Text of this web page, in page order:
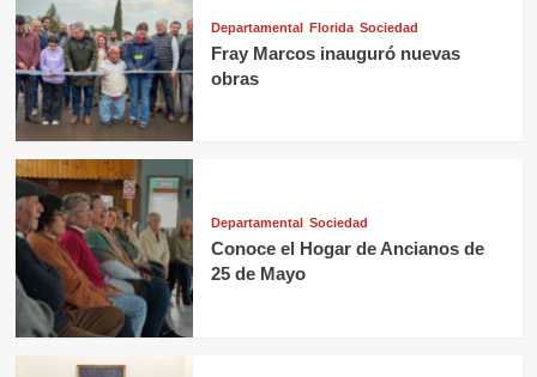
Departamental Florida Sociedad
Fray Marcos inauguró nuevas
obras
Departamental Sociedad
Conoce el Hogar de Ancianos de
25 de Mayo